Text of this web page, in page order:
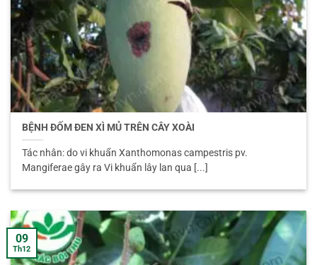
BỆNH ĐỐM ĐEN XÌ MỦ TRÊN CÂY XOÀI
Tác nhân: do vi khuẩn Xanthomonas campestris pv.
Mangiferae gây ra Vi khuẩn lây lan qua [...]
09
Th12